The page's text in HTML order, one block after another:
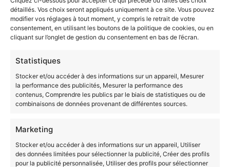
détaillés. Vos choix seront appliqués uniquement à ce site. Vous pouvez
modifier vos réglages à tout moment, y compris le retrait de votre
consentement, en utilisant les boutons de la politique de cookies, ou en
cliquant sur l’onglet de gestion du consentement en bas de l’écran.
Statistiques
Stocker et/ou accéder à des informations sur un appareil, Mesurer
la performance des publicités, Mesurer la performance des
contenus, Comprendre les publics par le biais de statistiques ou de
combinaisons de données provenant de différentes sources.
Marketing
Stocker et/ou accéder à des informations sur un appareil, Utiliser
des données limitées pour sélectionner la publicité, Créer des profils
pour la publicité personnalisée, Utiliser des profils pour sélectionner
section de compétences.
Source :France Compétences
BTSA – Productions
Animales
Opportunités d’Emploi
Les titulaires peuvent accéder à des postes tels
qu’éleveur, conseiller en élevage ou agent de
développement.